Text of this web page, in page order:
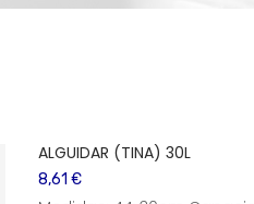
ALGUIDAR (TINA) 30L
8,61 €